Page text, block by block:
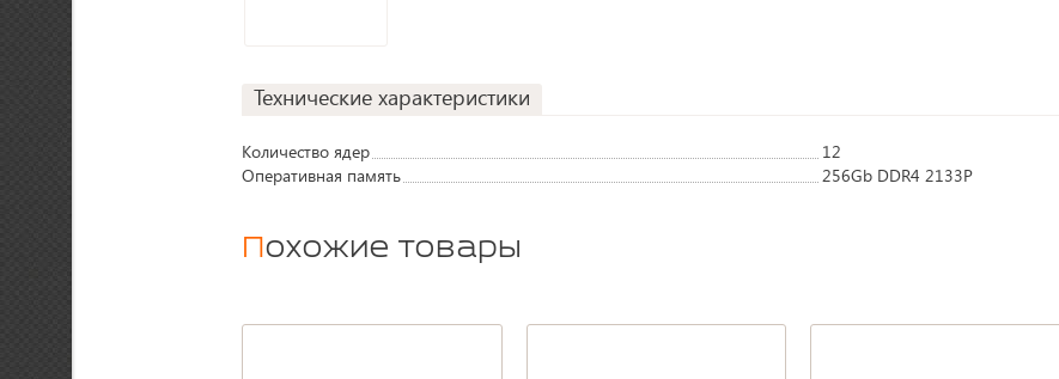
Технические характеристики
Количество ядер
12
Оперативная память
256Gb DDR4 2133P
Похожие товары